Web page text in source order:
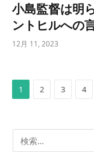
小島監督は明
ントヒルへの
12月 11, 2023
1 2 3 4